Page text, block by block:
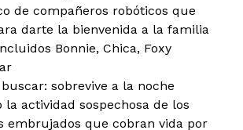
de compañeros robóticos que
darte la bienvenida a la familia
Bonnie, Chica, Foxy
sobrevive a la noche
la actividad sospechosa de los
embrujados que cobran vida por